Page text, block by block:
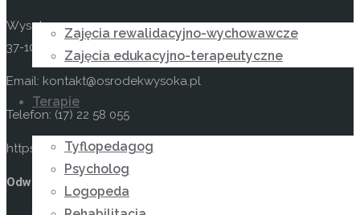
Zajęcia rewalidacyjno-wychowawcze
Zajęcia edukacyjno-terapeutyczne
Terapie
Tyflopedagog
Psycholog
Logopeda
Wysoka 49
37-100 Łańcut
Email: kontakt@osrodekwysoka.pl
Telefon: (17) 22 58 055
https://osrodekwysoka.pl
Odwiedź nas na facebooku